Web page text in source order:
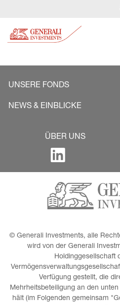
UNSERE FONDS
NEWS & EINBLICKE
ÜBER UNS
© Generali Investments, alle
wird von der Generali
Holdinggesellschaft
Verfügung gestellt, die
Mehrheitsbeteiligung an den
hält (im Folgenden gemeinsam